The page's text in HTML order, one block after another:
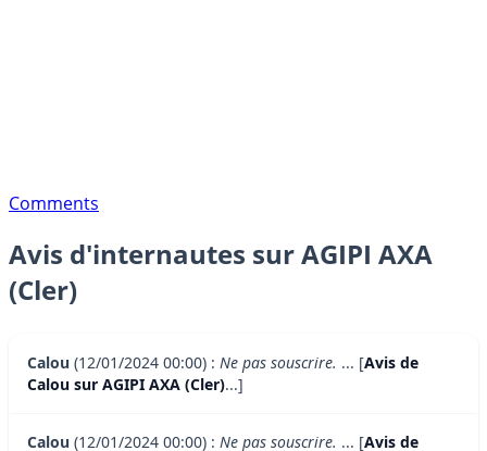
Comments
Avis d'internautes sur AGIPI AXA
(Cler)
Calou (12/01/2024 00:00) : Ne pas souscrire. ... [Avis de
Calou sur AGIPI AXA (Cler)...]
Calou (12/01/2024 00:00) : Ne pas souscrire. ... [Avis de